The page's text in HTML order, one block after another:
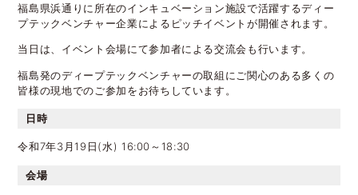
福島県浜通りに所在のインキュベーション施設で活躍するディー
プテックベンチャー企業によるピッチイベントが開催されます。
当日は、イベント会場にて参加者による交流会も行います。
福島発のディープテックベンチャーの取組にご関心のある多くの
皆様の現地でのご参加をお待ちしています。
日時
令和7年3月19日(水) 16:00～18:30
会場